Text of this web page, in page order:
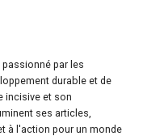
par les
durable et de
incisive et son
ses articles,
à l'action pour un monde